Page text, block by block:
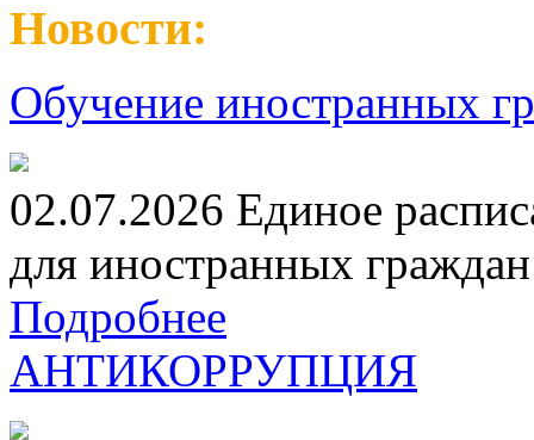
Новости:
Обучение иностранных
02.07.2026 Единое
для иностранных
Подробнее
АНТИКОРРУПЦИЯ